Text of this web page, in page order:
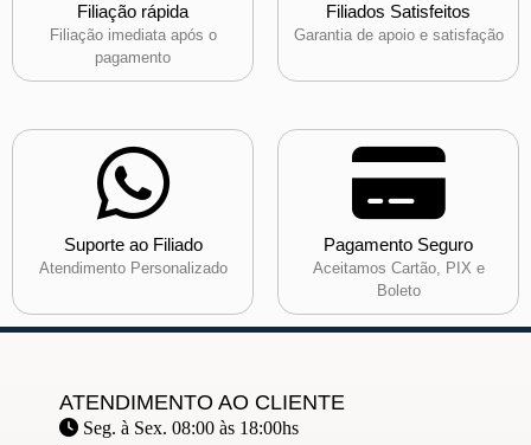
Filiação rápida
Filiação imediata após o
pagamento
Filiados Satisfeitos
Garantia de apoio e satisfação
Suporte ao Filiado
Atendimento Personalizado
Pagamento Seguro
Aceitamos Cartão, PIX e
Boleto
ATENDIMENTO AO CLIENTE
Seg. à Sex. 08:00 às 18:00hs